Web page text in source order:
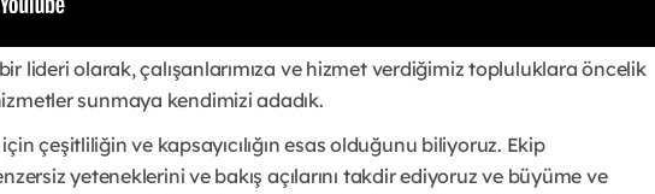
lideri olarak, çalışanlarımıza ve hizmet verdiğimiz topluluklara öncelik
sunmaya kendimizi adadık.
çeşitliliğin ve kapsayıcılığın esas olduğunu biliyoruz. Ekip
yeteneklerini ve bakış açılarını takdir ediyoruz ve büyüme ve